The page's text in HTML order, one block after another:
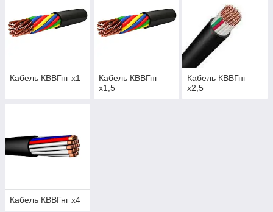
агресивного середовища.
Кабель КВВГнг х1
Кабель КВВГнг
х1,5
Кабель КВВГнг
х2,5
Кабель КВВГнг х4